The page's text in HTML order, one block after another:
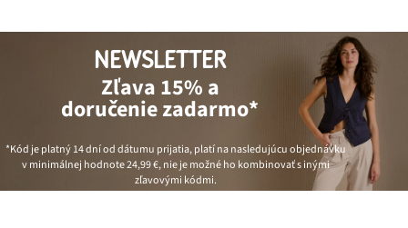
NEWSLETTER
Zľava 15% a
doručenie zadarmo*
*Kód je platný 14 dní od dátumu prijatia, platí na nasledujúcu objednávku
v minimálnej hodnote24,99 €, nie je možné ho kombinovať s inými
zľavovými kódmi.